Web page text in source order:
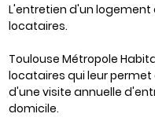
L'entretien d'un logement
locataires.
Toulouse Métropole
locataires qui leur
d'une visite annuelle
domicile.